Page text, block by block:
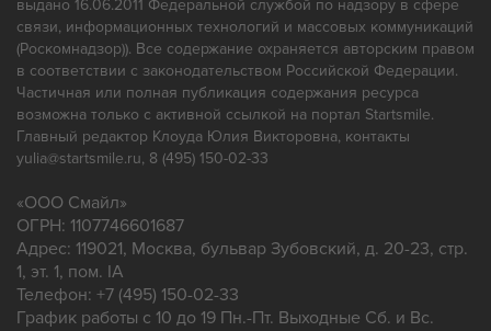
выдано 16.06.2011 Федеральной службой по надзору в сфере
связи, информационных технологий и массовых коммуникаций
(Роскомнадзор)). Все содержание охраняется авторским правом
в соответствии с законодательством Российской Федерации.
Частичная или полная публикация содержания ресурса
возможна только с активной ссылкой на портал Startsmile.
Главный редактор Клоуда Юлия Викторовна, контакты
yulia@startsmile.ru, 8 (495) 150-02-33
«ООО Смайл»
ОГРН: 1107746601687
Адрес: 119021, Москва, бульвар Зубовский, д. 20-23, стр.
1, эт. 1, пом. IA
Телефон: +7 (495) 150-02-33
График работы с 10 до 19 Пн.-Пт. Выходные Сб. и Вс.